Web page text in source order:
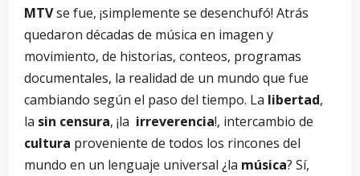
MTVse fue, ¡simplemente se desenchufó! Atrás
quedaron décadas de música en imagen y
movimiento, de historias, conteos, programas
documentales, la realidad de un mundo que fue
cambiando según el paso del tiempo. La libertad,
la sin censura, ¡la irreverencia!, intercambio de
cultura proveniente de todos los rincones del
mundo en un lenguaje universal ¿la música? Sí,